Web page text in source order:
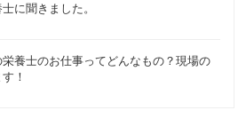
に聞きました。
養士のお仕事ってどんなもの？現場の
！